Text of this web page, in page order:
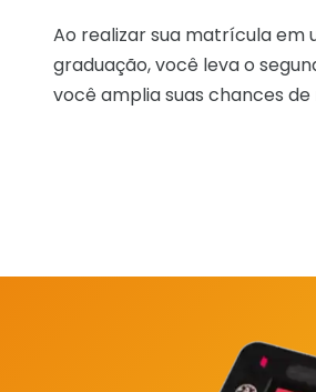
Ao realizar sua matrícula em
graduação, você leva o
você amplia suas chances